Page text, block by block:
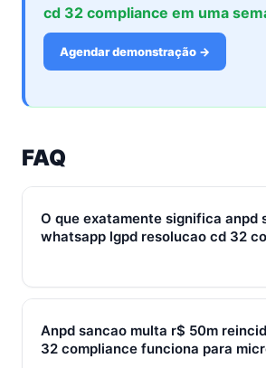
cd 32 compliance em uma
Agendar demonstração →
FAQ
O que exatamente significa
whatsapp lgpd resolucao cd 32
Em 2026, anpd sancao multa r$
captura de leads, qualificação,
brasileiras, gira sempre em torno de
Anpd sancao multa r$ 50m
32 compliance funciona para